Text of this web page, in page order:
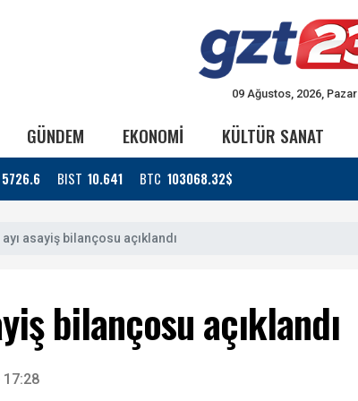
09 Ağustos, 2026, Pazar
GÜNDEM EKONOMİ KÜLTÜR SANAT
5726.6 BIST 10.641 BTC 103068.32$
asayiş bilançosu açıklandı
bilançosu açıklandı
17:28